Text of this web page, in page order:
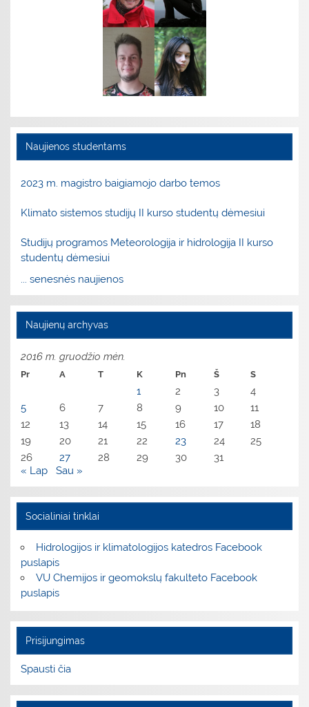
Naujienos studentams
2023 m. magistro baigiamojo darbo temos
Klimato sistemos studijų II kurso studentų dėmesiui
Studijų programos Meteorologija ir hidrologija II kurso
studentų dėmesiui
... senesnės naujienos
Naujienų archyvas
2016 m. gruodžio mėn.
Pr A T K Pn Š S
1 2 3
4
5
6 7 8 9 10
11
12
13 14 15 16 17
18
19
20 21 22 23 24
25
26
27 28 29 30
31
« Lap
Sau »
Socialiniai tinklai
Hidrologijos ir klimatologijos katedros Facebook
puslapis
VU Chemijos ir geomokslų fakulteto Facebook
puslapis
Prisijungimas
Spausti čia